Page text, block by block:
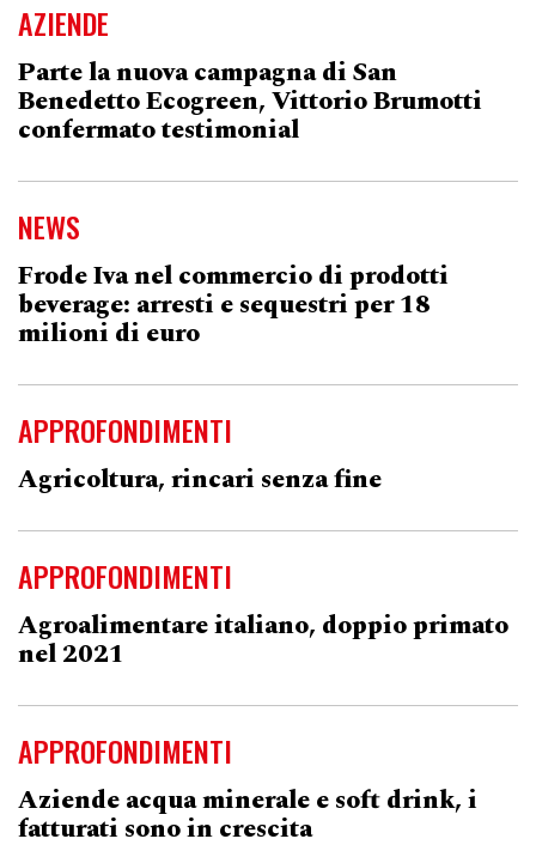
AZIENDE
Parte la nuova campagna di San
Benedetto Ecogreen, Vittorio Brumotti
confermato testimonial
NEWS
Frode Iva nel commercio di prodotti
beverage: arresti e sequestri per 18
milioni di euro
APPROFONDIMENTI
Agricoltura, rincari senza fine
APPROFONDIMENTI
Agroalimentare italiano, doppio primato
nel 2021
APPROFONDIMENTI
Aziende acqua minerale e soft drink, i
fatturati sono in crescita